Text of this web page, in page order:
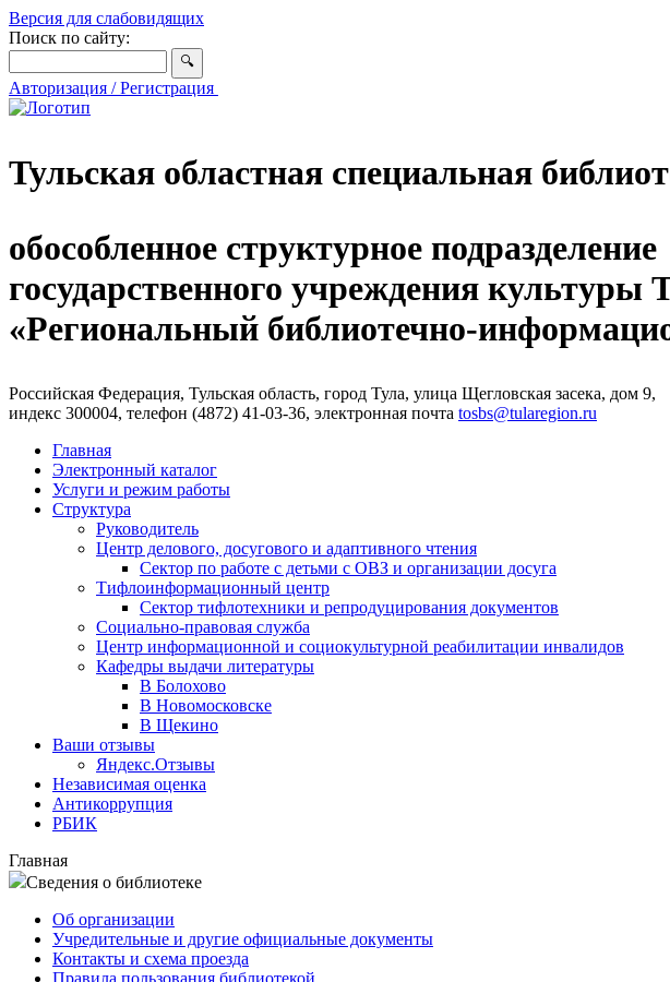
Версия для слабовидящих
Поиск по сайту:
Авторизация / Регистрация
Тульская областная специальная
обособленное структурное подразделение
государственного учреждения культуры
«Региональный библиотечно-
Российская Федерация, Тульская область, город Тула, улица Щегловская засека, дом 9,
индекс 300004, телефон (4872) 41-03-36, электронная почта tosbs@tularegion.ru
Главная
Электронный каталог
Услуги и режим работы
Структура
Руководитель
Центр делового, досугового и адаптивного чтения
Сектор по работе с детьми с ОВЗ и организации досуга
Тифлоинформационный центр
Сектор тифлотехники и репродуцирования документов
Социально-правовая служба
Центр информационной и социокультурной реабилитации инвалидов
Кафедры выдачи литературы
В Болохово
В Новомосковске
В Щекино
Ваши отзывы
Яндекс.Отзывы
Независимая оценка
Антикоррупция
РБИК
Главная
Сведения о библиотеке
Об организации
Учредительные и другие официальные документы
Контакты и схема проезда
Правила пользования библиотекой